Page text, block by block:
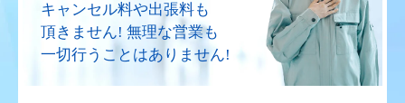
キャンセル料や出張料も
頂きません! 無理な営業も
一切行うことはありません!